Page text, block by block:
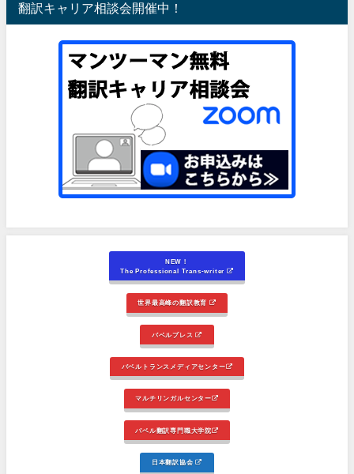
翻訳キャリア相談会開催中！
NEW！
The Professional Trans-writer
世界最高峰の翻訳教育
バベルプレス
バベルトランスメディアセンター
マルチリンガルセンター
バベル翻訳専門職大学院
日本翻訳協会